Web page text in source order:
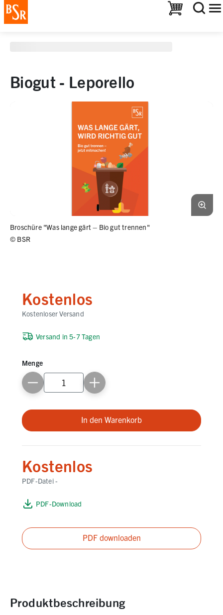
staging deployment test Warenkorb
Biogut - Leporello
Broschüre "Was lange gärt – Bio gut trennen"
© BSR
Kostenlos
Kostenloser Versand
Versand in 5-7 Tagen
Menge
In den Warenkorb
Kostenlos
PDF-Datei -
PDF-Download
PDF downloaden
Produktbeschreibung